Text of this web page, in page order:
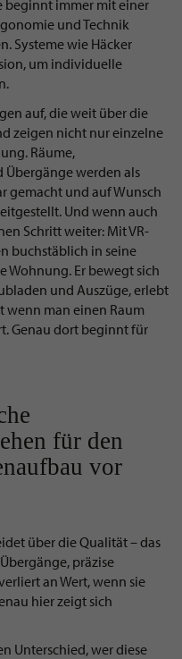
beginnt immer mit einer
und Technik
Systeme wie Häcker
um individuelle
auf, die weit über die
zeigen nicht nur einzelne
Räume,
werden als
gemacht und auf Wunsch
Und wenn auch
Schritt weiter: Mit VR-
buchstäblich in seine
Wohnung. Er bewegt sich
und Auszüge, erlebt
wenn man einen Raum
Genau dort beginnt für
für den
vor
über die Qualität – das
präzise
an Wert, wenn sie
hier zeigt sich
Unterschied, wer diese